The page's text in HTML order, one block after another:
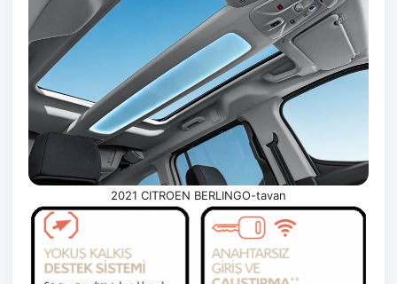
2021 CITROEN BERLINGO-tavan